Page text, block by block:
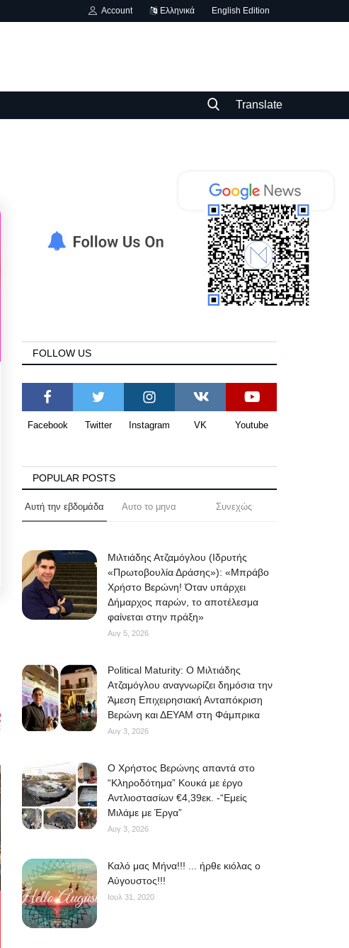
Account Ελληνικά English Edition
Translate
FOLLOW US
Facebook Twitter Instagram VK Youtube
POPULAR POSTS
Αυτή την εβδομάδα Αυτο το μηνα Συνεχώς
Μιλτιάδης Ατζαμόγλου (Ιδρυτής
«Πρωτοβουλία Δράσης»): «Μπράβο
Χρήστο Βερώνη! Όταν υπάρχει
Δήμαρχος παρών, το αποτέλεσμα
φαίνεται στην πράξη»
Αυγ 5, 2026
Political Maturity: Ο Μιλτιάδης
Ατζαμόγλου αναγνωρίζει δημόσια την
Άμεση Επιχειρησιακή Ανταπόκριση
Βερώνη και ΔΕΥΑΜ στη Φάμπρικα
Αυγ 3, 2026
O Χρήστος Βερώνης απαντά στο
“Κληροδότημα” Κουκά με έργο
Αντλιοστασίων €4,39εκ. -“Εμείς
Μιλάμε με Έργα”
Αυγ 3, 2026
Kαλό μας Μήνα!!! ... ήρθε κιόλας ο
Αύγουστος!!!
Ιουλ 31, 2020